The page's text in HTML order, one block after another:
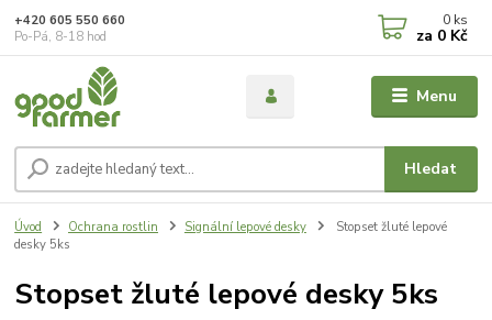
Menu
Hledat
+420 605 550 660
Po-Pá, 8-18 hod
0 ks
za 0 Kč
Úvod Ochrana rostlin Signální lepové desky
Stopset žluté lepové
desky 5ks
Stopset žluté lepové desky 5ks